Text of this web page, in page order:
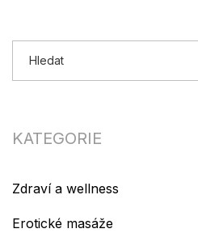
KATEGORIE
Zdraví a wellness
Erotické masáže